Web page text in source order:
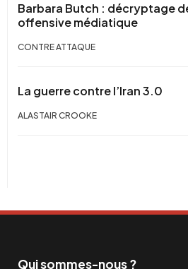
Barbara Butch : décryptage
offensive médiatique
CONTRE ATTAQUE
La guerre contre l’Iran 3.0
ALASTAIR CROOKE
Qui sommes-nous ?